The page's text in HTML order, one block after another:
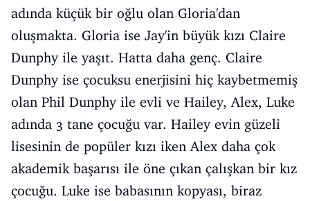
adında küçük bir oğlu olan Gloria'dan
oluşmakta. Gloria ise Jay'in büyük kızı Claire
Dunphy ile yaşıt. Hatta daha genç. Claire
Dunphy ise çocuksu enerjisini hiç kaybetmemiş
olan Phil Dunphy ile evli ve Hailey, Alex, Luke
adında 3 tane çocuğu var. Hailey evin güzeli
lisesinin de popüler kızı iken Alex daha çok
akademik başarısı ile öne çıkan çalışkan bir kız
çocuğu. Luke ise babasının kopyası, biraz